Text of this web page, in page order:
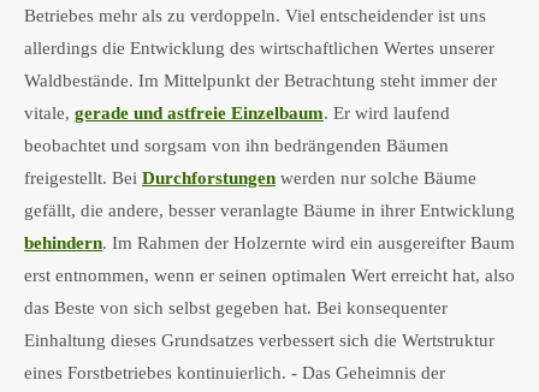
Betriebes mehr als zu verdoppeln. Viel entscheidender ist uns
allerdings die Entwicklung des wirtschaftlichen Wertes unserer
Waldbestände. Im Mittelpunkt der Betrachtung steht immer der
vitale, gerade und astfreie Einzelbaum. Er wird laufend
beobachtet und sorgsam von ihn bedrängenden Bäumen
freigestellt. Bei Durchforstungen werden nur solche Bäume
gefällt, die andere, besser veranlagte Bäume in ihrer Entwicklung
behindern. Im Rahmen der Holzernte wird ein ausgereifter Baum
erst entnommen, wenn er seinen optimalen Wert erreicht hat, also
das Beste von sich selbst gegeben hat. Bei konsequenter
Einhaltung dieses Grundsatzes verbessert sich die Wertstruktur
eines Forstbetriebes kontinuierlich. - Das Geheimnis der